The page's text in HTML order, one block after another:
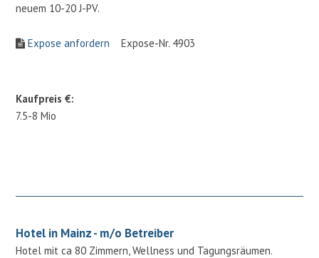
neuem 10-20 J-PV.
Expose anfordern Expose-Nr. 4903
Kaufpreis €:
7.5-8 Mio
Hotel in Mainz - m/o Betreiber
Hotel mit ca 80 Zimmern, Wellness und Tagungsräumen.